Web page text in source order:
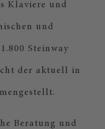
Klaviere und
und
Steinway
der aktuell in
Beratung und